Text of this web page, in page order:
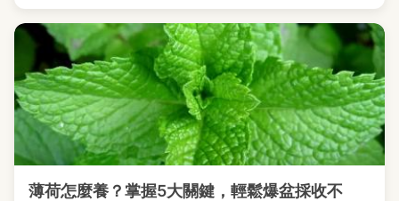
薄荷怎麼養？掌握5大關鍵，輕鬆爆盆採收不